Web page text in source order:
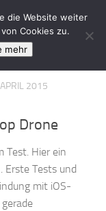
2015
Drone
Test. Hier ein
Erste Tests und
mit iOS-
die Website weiter
Cookies zu.
mehr